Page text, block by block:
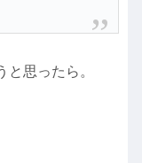
思ったら。